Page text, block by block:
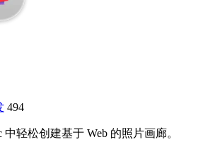
494
中轻松创建基于 Web 的照片画廊。